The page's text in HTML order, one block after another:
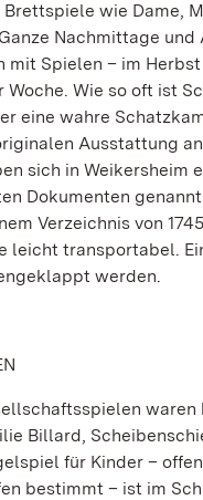
Brettspiele wie Dame,
Nachmittage und
mit Spielen – im
Woche. Wie so oft ist
eine wahre
Ausstattung
sich in Weikersheim
Dokumenten
Verzeichnis von
leicht transportabel.
werden.
waren
Billard,
für Kinder –
bestimmt – ist im